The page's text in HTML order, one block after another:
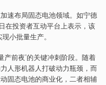
速布局固态电池领域。如宁德
在投资者互动平台上表示，该
小批量生产。
产前夜’的关键冲刺阶段。随着
人形机器人打破动力瓶颈，而
固态电池的商业化，二者相辅